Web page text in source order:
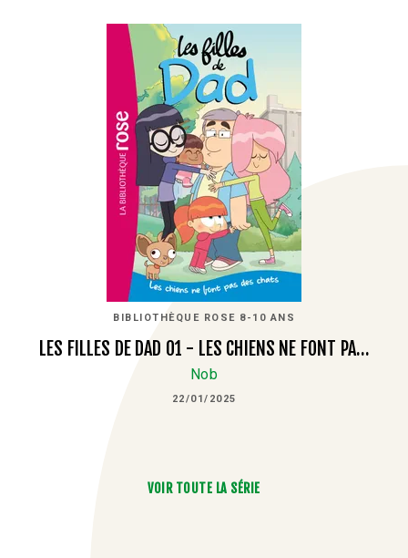
BIBLIOTHÈQUE ROSE 8-10 ANS
LES FILLES DE DAD 01 - LES CHIENS NE FONT PA…
Nob
22/01/2025
VOIR TOUTE LA SÉRIE